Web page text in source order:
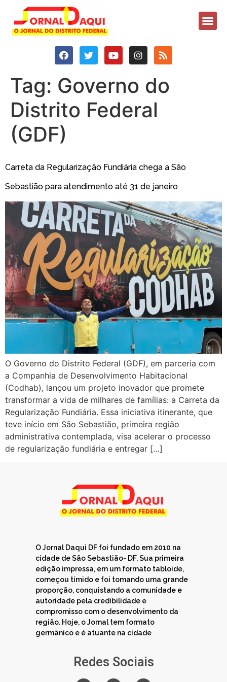
Tag: Governo do
Distrito Federal
(GDF)
Carreta da Regularização Fundiária chega a São
Sebastião para atendimento até 31 de janeiro
O Governo do Distrito Federal (GDF), em parceria com
a Companhia de Desenvolvimento Habitacional
(Codhab), lançou um projeto inovador que promete
transformar a vida de milhares de famílias: a Carreta da
Regularização Fundiária. Essa iniciativa itinerante, que
teve início em São Sebastião, primeira região
administrativa contemplada, visa acelerar o processo
de regularização fundiária e entregar […]
O Jornal Daqui DF foi fundado em 2010 na
cidade de São Sebastião- DF. Sua primeira
edição impressa, em um formato tabloide,
começou tímido e foi tomando uma grande
proporção, conquistando a comunidade e
autoridade pela credibilidade e
compromisso com o desenvolvimento da
região. Hoje, o Jornal tem formato
germânico e é atuante na cidade
Redes Sociais